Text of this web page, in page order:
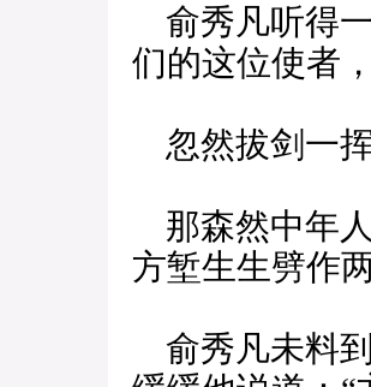
俞秀凡听得
们的这位使者
忽然拔剑一
那森然中年
方堑生生劈作两
俞秀凡未料